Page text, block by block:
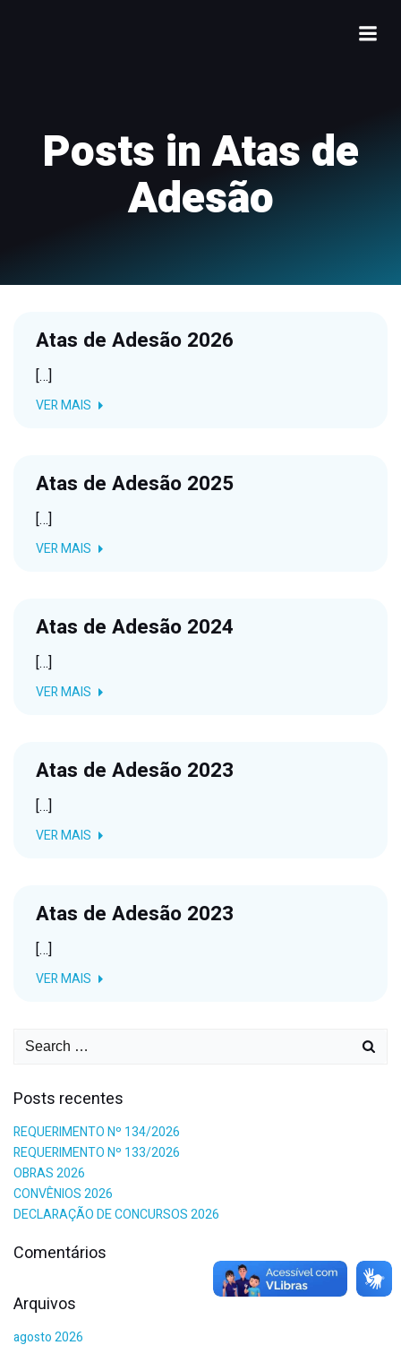
Posts in Atas de
Adesão
Atas de Adesão 2026
[…]
VER MAIS
Atas de Adesão 2025
[…]
VER MAIS
Atas de Adesão 2024
[…]
VER MAIS
Atas de Adesão 2023
[…]
VER MAIS
Atas de Adesão 2023
[…]
VER MAIS
Posts recentes
REQUERIMENTO Nº 134/2026
REQUERIMENTO Nº 133/2026
OBRAS 2026
CONVÊNIOS 2026
DECLARAÇÃO DE CONCURSOS 2026
Comentários
Arquivos
agosto 2026